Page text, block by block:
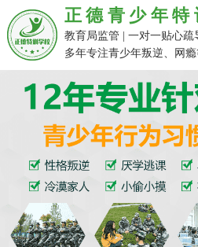
正德青少年特
教育局监管 | 一对一贴心疏
多年专注青少年叛逆、网